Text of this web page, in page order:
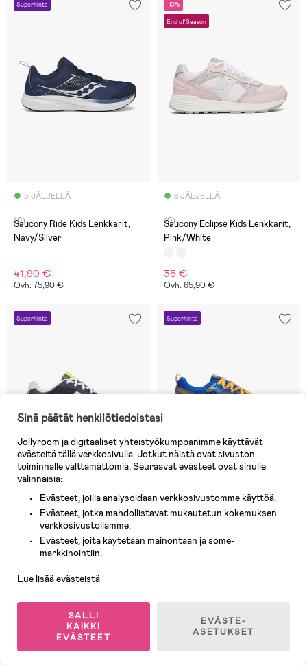
Superhinta
5 JÄLJELLÄ
(0)
Saucony Ride Kids Lenkkarit,
Navy/Silver
41,90 €
Ovh: 75,90 €
-10%
End of Season
8 JÄLJELLÄ
(0)
Saucony Eclipse Kids Lenkkarit,
Pink/White
35 €
Ovh: 65,90 €
Superhinta
6 JÄLJELLÄ
Saucony Eclipse Kids Lenkkarit,
Navy/White
34,90 €
Ovh: 65,90 €
Superhinta
5 JÄLJELLÄ
Saucony Peregrine Kids Shield
1
Sinä päätät henkilötiedoistasi
Jollyroom ja digitaaliset yhteistyökumppanimme käyttävät
evästeitä tällä verkkosivulla. Jotkut näistä ovat sivuston
toiminnalle välttämättömiä. Seuraavat evästeet ovat sinulle
valinnaisia:
Evästeet, joilla analysoidaan verkkosivustomme käyttöä.
Evästeet, jotka mahdollistavat mukautetun kokemuksen
verkkosivustollamme.
Evästeet, joita käytetään mainontaan ja some-
markkinointiin.
Lue lisää evästeistä
SALLI
KAIKKI
EVÄSTEET
EVÄSTE-
ASETUKSET